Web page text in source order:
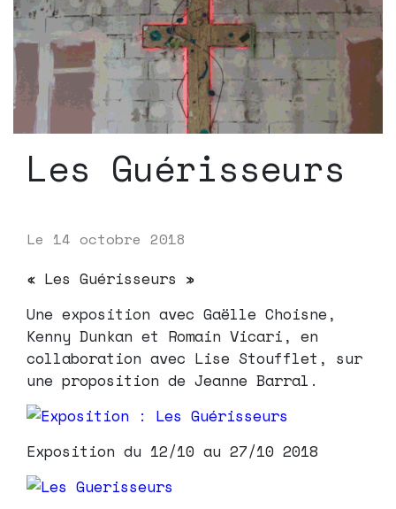
Les Guérisseurs
Le 14 octobre 2018
« Les Guérisseurs »
Une exposition avec Gaëlle Choisne,
Kenny Dunkan et Romain Vicari, en
collaboration avec Lise Stoufflet, sur
une proposition de Jeanne Barral.
Exposition du 12/10 au 27/10 2018